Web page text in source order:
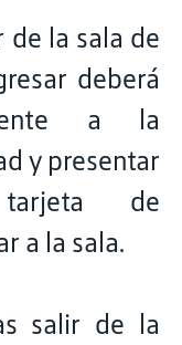
de la sala de
deberá
a la
y presentar
de
a la sala.
salir de la